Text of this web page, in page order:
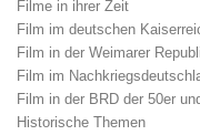
Filme in ihrer Zeit
Film im deutschen
Film in der Weimarer
Film im
Film in der BRD der 50er
Historische Themen